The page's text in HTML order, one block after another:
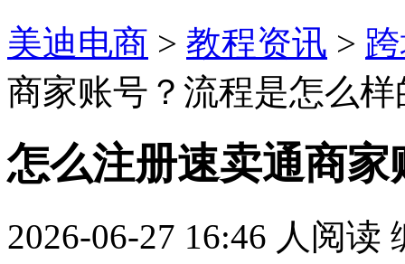
美迪电商 > 教程资讯 >
商家账号？流程是怎么样
怎么注册速卖通商
2026-06-27 16:46 人阅读